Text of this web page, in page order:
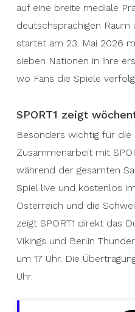
auf eine breite mediale
deutschsprachigen
startet am 23. Mai 2026
sieben Nationen in ihre
wo Fans die Spiele
SPORT1 zeigt
Besonders wichtig für
Zusammenarbeit mit
während der gesamten
Spiel live und kostenlos
Österreich und die
zeigt SPORT1 direkt das
Vikings und Berlin
um 17 Uhr. Die
Uhr.